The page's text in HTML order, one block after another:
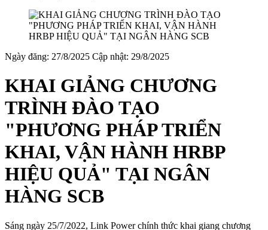
Ngày đăng: 27/8/2025 Cập nhật: 29/8/2025
KHAI GIẢNG CHƯƠNG
TRÌNH ĐÀO TẠO
"PHƯƠNG PHÁP TRIỂN
KHAI, VẬN HÀNH HRBP
HIỆU QUẢ" TẠI NGÂN
HÀNG SCB
Sáng ngày 25/7/2022, Link Power chính thức khai giang chương